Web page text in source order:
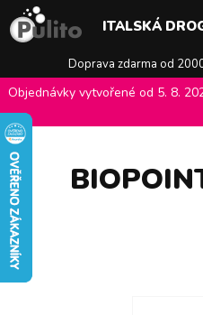
Doprava zdarma od
ITALSKÁ
Objednávky vytvořené od 5. 8.
E-shop Pulito